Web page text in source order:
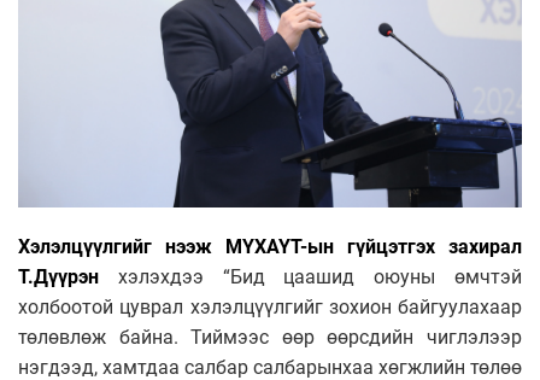
Хэлэлцүүлгийг нээж МҮХАҮТ-ын гүйцэтгэх захирал
Т.Дүүрэн хэлэхдээ “Бид цаашид оюуны өмчтэй
холбоотой цуврал хэлэлцүүлгийг зохион байгуулахаар
төлөвлөж байна. Тиймээс өөр өөрсдийн чиглэлээр
нэгдээд, хамтдаа салбар салбарынхаа хөгжлийн төлөө